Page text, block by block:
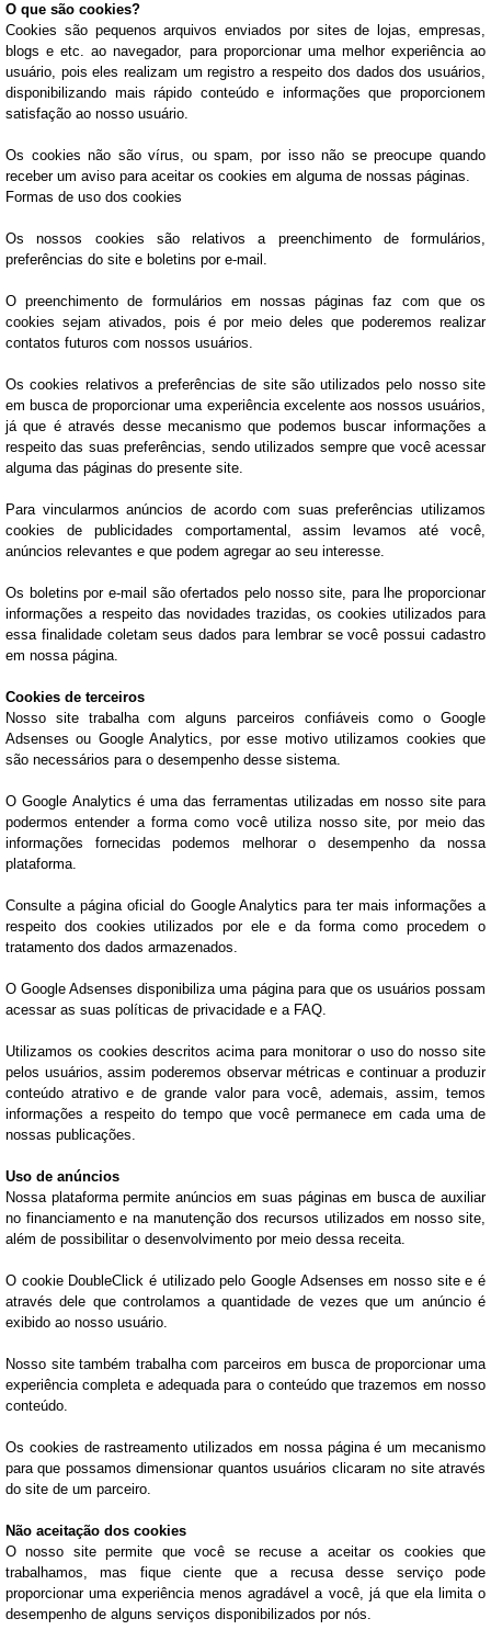
O que são cookies?
Cookies são pequenos arquivos enviados por sites de lojas, empresas,
blogs e etc. ao navegador, para proporcionar uma melhor experiência ao
usuário, pois eles realizam um registro a respeito dos dados dos usuários,
disponibilizando mais rápido conteúdo e informações que proporcionem
satisfação ao nosso usuário.
Os cookies não são vírus, ou spam, por isso não se preocupe quando
receber um aviso para aceitar os cookies em alguma de nossas páginas.
Formas de uso dos cookies
Os nossos cookies são relativos a preenchimento de formulários,
preferências do site e boletins por e-mail.
O preenchimento de formulários em nossas páginas faz com que os
cookies sejam ativados, pois é por meio deles que poderemos realizar
contatos futuros com nossos usuários.
Os cookies relativos a preferências de site são utilizados pelo nosso site
em busca de proporcionar uma experiência excelente aos nossos usuários,
já que é através desse mecanismo que podemos buscar informações a
respeito das suas preferências, sendo utilizados sempre que você acessar
alguma das páginas do presente site.
Para vincularmos anúncios de acordo com suas preferências utilizamos
cookies de publicidades comportamental, assim levamos até você,
anúncios relevantes e que podem agregar ao seu interesse.
Os boletins por e-mail são ofertados pelo nosso site, para lhe proporcionar
informações a respeito das novidades trazidas, os cookies utilizados para
essa finalidade coletam seus dados para lembrar se você possui cadastro
em nossa página.
Cookies de terceiros
Nosso site trabalha com alguns parceiros confiáveis como o Google
Adsenses ou Google Analytics, por esse motivo utilizamos cookies que
são necessários para o desempenho desse sistema.
O Google Analytics é uma das ferramentas utilizadas em nosso site para
podermos entender a forma como você utiliza nosso site, por meio das
informações fornecidas podemos melhorar o desempenho da nossa
plataforma.
Consulte a página oficial do Google Analytics para ter mais informações a
respeito dos cookies utilizados por ele e da forma como procedem o
tratamento dos dados armazenados.
O Google Adsenses disponibiliza uma página para que os usuários possam
acessar as suas políticas de privacidade e a FAQ.
Utilizamos os cookies descritos acima para monitorar o uso do nosso site
pelos usuários, assim poderemos observar métricas e continuar a produzir
conteúdo atrativo e de grande valor para você, ademais, assim, temos
informações a respeito do tempo que você permanece em cada uma de
nossas publicações.
Uso de anúncios
Nossa plataforma permite anúncios em suas páginas em busca de auxiliar
no financiamento e na manutenção dos recursos utilizados em nosso site,
além de possibilitar o desenvolvimento por meio dessa receita.
O cookie DoubleClick é utilizado pelo Google Adsenses em nosso site e é
através dele que controlamos a quantidade de vezes que um anúncio é
exibido ao nosso usuário.
Nosso site também trabalha com parceiros em busca de proporcionar uma
experiência completa e adequada para o conteúdo que trazemos em nosso
conteúdo.
Os cookies de rastreamento utilizados em nossa página é um mecanismo
para que possamos dimensionar quantos usuários clicaram no site através
do site de um parceiro.
Não aceitação dos cookies
O nosso site permite que você se recuse a aceitar os cookies que
trabalhamos, mas fique ciente que a recusa desse serviço pode
proporcionar uma experiência menos agradável a você, já que ela limita o
desempenho de alguns serviços disponibilizados por nós.